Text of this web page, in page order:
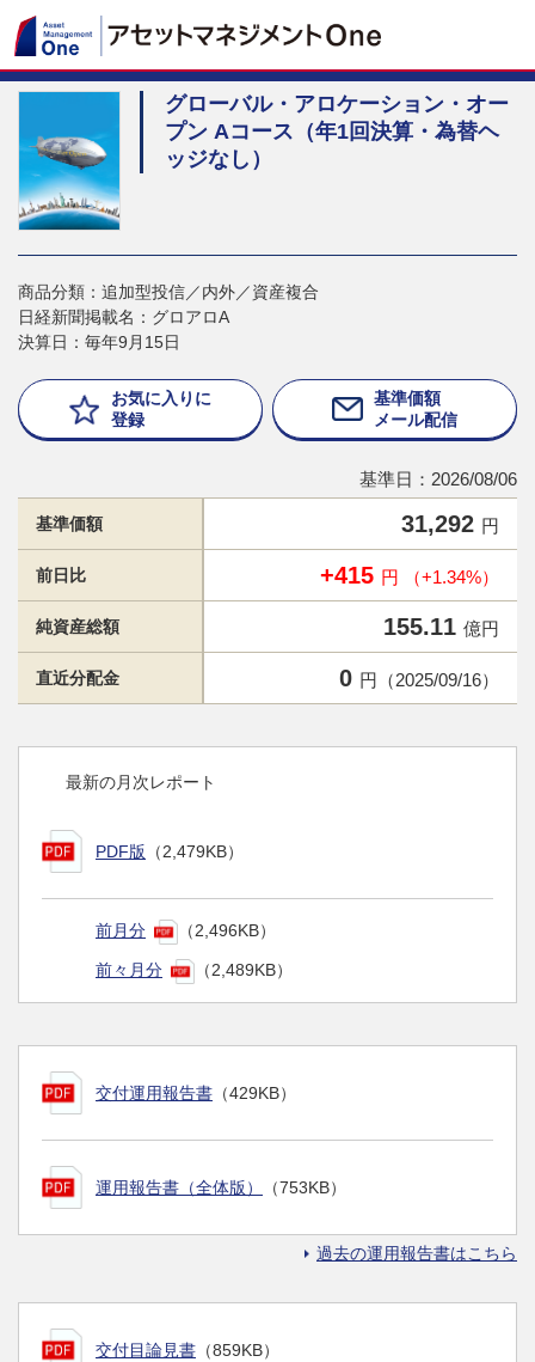
グローバル・アロケーション・オー
プン Aコース（年1回決算・為替ヘ
ッジなし）
商品分類：追加型投信／内外／資産複合
日経新聞掲載名：グロアロA
決算日：毎年9月15日
お気に入りに
登録
基準価額
メール配信
基準日：2026/08/06
基準価額 31,292 円
前日比 +415 円 （+1.34%）
純資産総額 155.11 億円
直近分配金 0 円（2025/09/16）
最新の月次レポート
PDF版 （2,479KB）
前月分 （2,496KB）
前々月分 （2,489KB）
交付運用報告書 （429KB）
運用報告書（全体版） （753KB）
過去の運用報告書はこちら
交付目論見書 （859KB）